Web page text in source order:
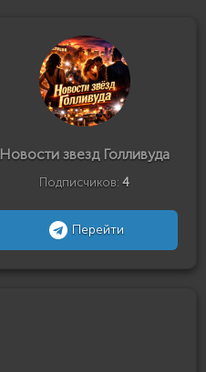
Новости звезд Голливуда
Подписчиков:4
Перейти